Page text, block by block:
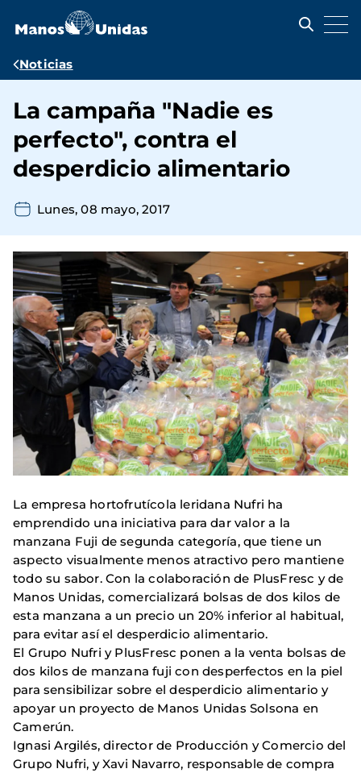
contenido
Ruta
navegación
Noticias
La campaña "Nadie es
perfecto", contra el
desperdicio alimentario
Lunes, 08 mayo, 2017
La empresa hortofrutícola leridana Nufri ha
emprendido una iniciativa para dar valor a la
manzana Fuji de segunda categoría, que tiene un
aspecto visualmente menos atractivo pero mantiene
todo su sabor. Con la colaboración de PlusFresc y de
Manos Unidas, comercializará bolsas de dos kilos de
esta manzana a un precio un 20% inferior al habitual,
para evitar así el desperdicio alimentario.
El Grupo Nufri y PlusFresc ponen a la venta bolsas de
dos kilos de manzana fuji con desperfectos en la piel
para sensibilizar sobre el desperdicio alimentario y
apoyar un proyecto de Manos Unidas Solsona en
Camerún.
Ignasi Argilés, director de Producción y Comercio del
Grupo Nufri, y Xavi Navarro, responsable de compra